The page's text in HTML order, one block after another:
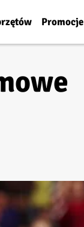
Promocje